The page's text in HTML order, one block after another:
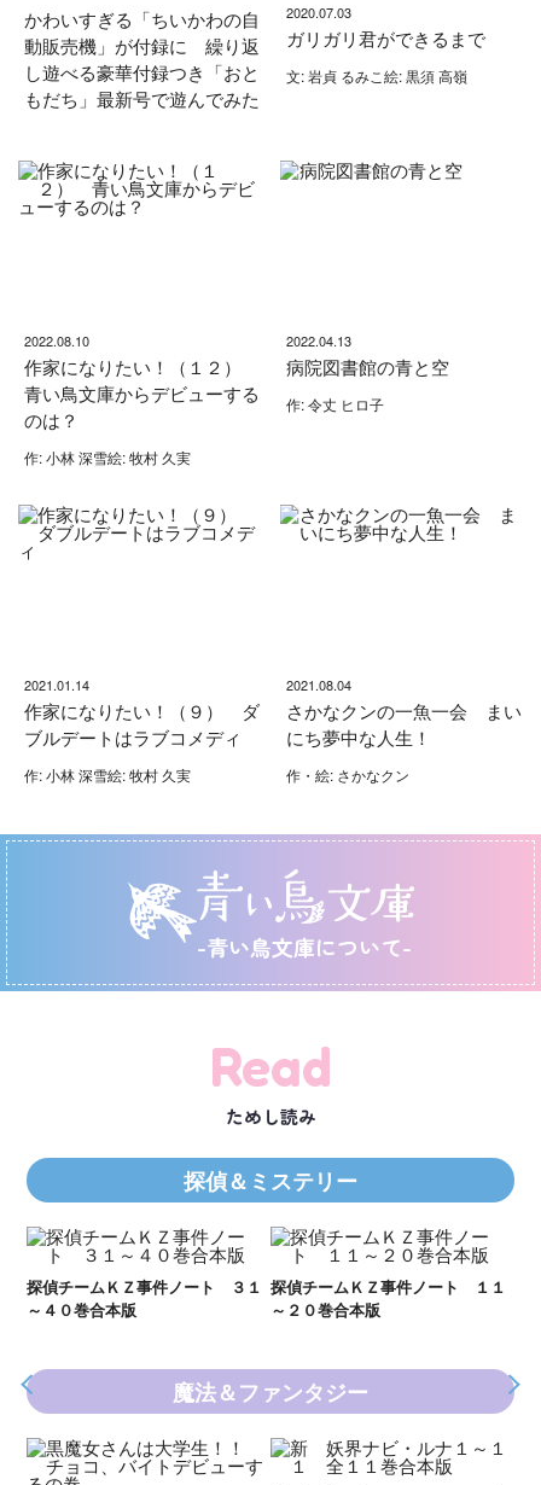
かわいすぎる「ちいかわの自
動販売機」が付録に 繰り返
し遊べる豪華付録つき「おと
もだち」最新号で遊んでみた
2020.07.03
ガリガリ君ができるまで
文: 岩貞 るみこ絵: 黒須 高嶺
2022.08.10
作家になりたい！（１２）
青い鳥文庫からデビューする
のは？
作: 小林 深雪絵: 牧村 久実
2022.04.13
病院図書館の青と空
作: 令丈 ヒロ子
2021.01.14
作家になりたい！（９） ダ
ブルデートはラブコメディ
作: 小林 深雪絵: 牧村 久実
2021.08.04
さかなクンの一魚一会 まい
にち夢中な人生！
作・絵: さかなクン
-青い鳥文庫について-
Read
ためし読み
探偵＆ミステリー
探偵チームＫＺ事件ノート ３１
～４０巻合本版
探偵チームＫＺ事件ノート １１
～２０巻合本版
魔法＆ファンタジー